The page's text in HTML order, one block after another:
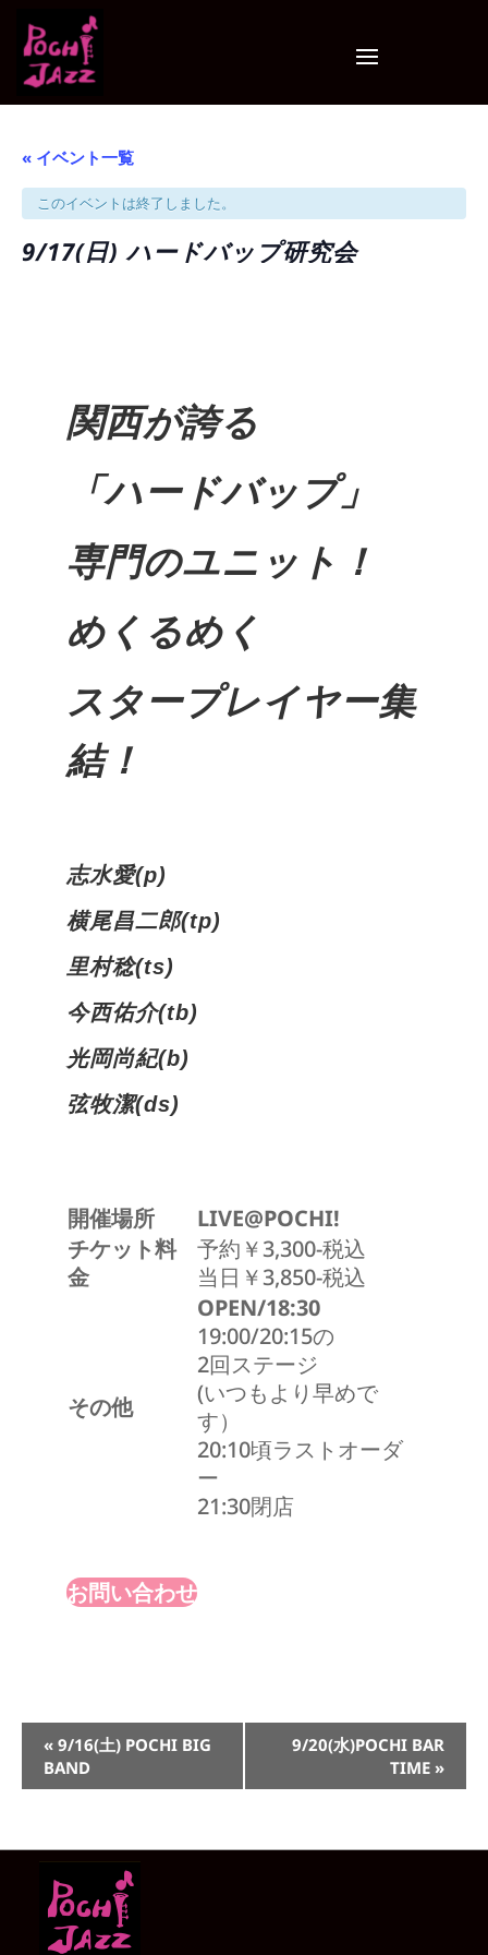
« イベント一覧
このイベントは終了しました。
9/17(日) ハードバップ研究会
関西が誇る
「ハードバップ」
専門のユニット！
めくるめく
スタープレイヤー集
結！
志水愛(p)
横尾昌二郎(tp)
里村稔(ts)
今西佑介(tb)
光岡尚紀(b)
弦牧潔(ds)
開催場所
LIVE@POCHI!
チケット料
金
予約￥3,300-税込
当日￥3,850-税込
その他
OPEN/18:30
19:00/20:15の
2回ステージ
(いつもより早めで
す）
20:10頃ラストオーダ
ー
21:30閉店
お問い合わせ
イ
ベ
ン
ビ
ゲ
ー
シ
« 9/16(土) POCHI BIG
BAND
9/20(水)POCHI BAR
TIME »